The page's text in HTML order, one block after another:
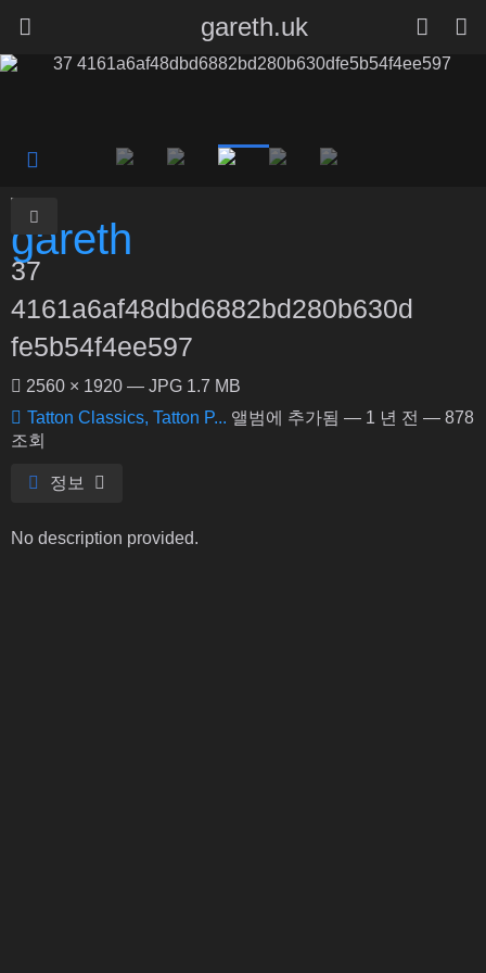
gareth.uk
37
4161a6af48dbd6882bd280b630d
fe5b54f4ee597
2560 × 1920 — JPG 1.7 MB
Tatton Classics, Tatton P... 앨범에 추가됨 — 1 년 전 — 878
조회
정보
No description provided.